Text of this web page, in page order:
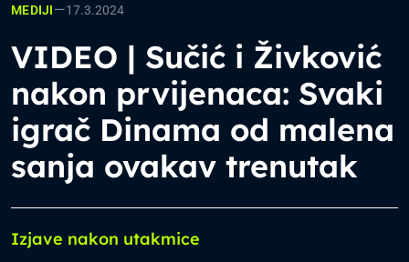
MEDIJI—17.3.2024
VIDEO | Sučić i Živković
nakon prvijenaca: Svaki
igrač Dinama od malena
sanja ovakav trenutak
Izjave nakon utakmice